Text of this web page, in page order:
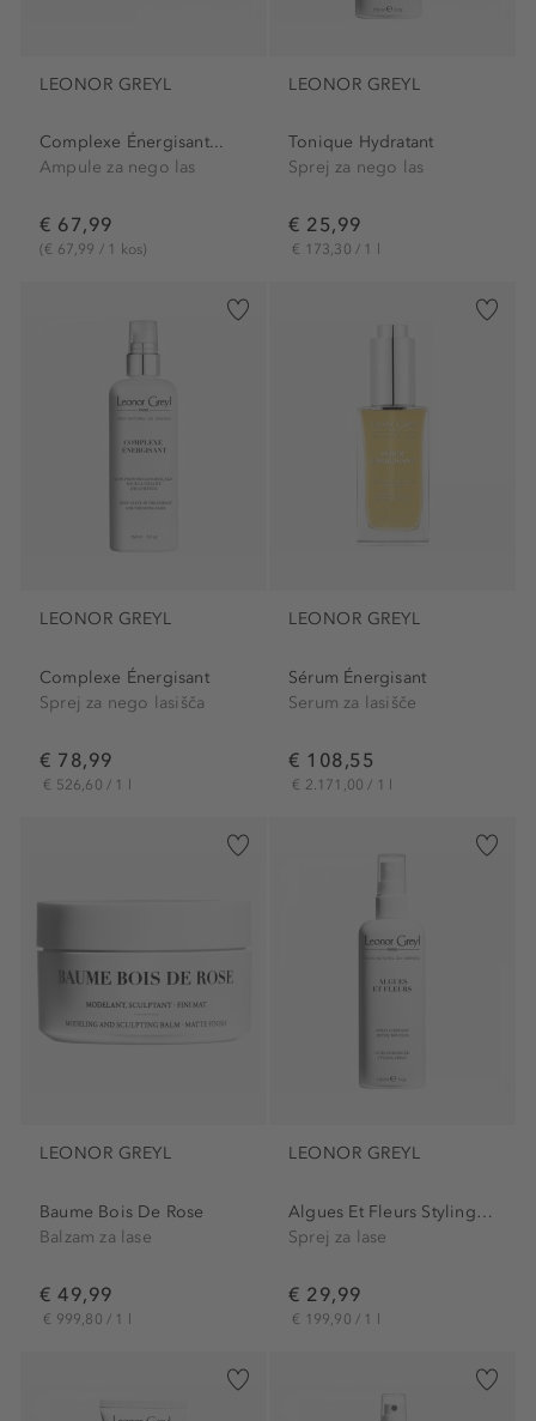
LEONOR GREYL
Complexe Énergisant...
Ampule za nego las
€ 67,99
(€ 67,99 / 1 kos)
LEONOR GREYL
Tonique Hydratant
Sprej za nego las
€ 25,99
€ 173,30 / 1 l
LEONOR GREYL
Complexe Énergisant
Sprej za nego lasišča
€ 78,99
€ 526,60 / 1 l
LEONOR GREYL
Sérum Énergisant
Serum za lasišče
€ 108,55
€ 2.171,00 / 1 l
LEONOR GREYL
Baume Bois De Rose
Balzam za lase
€ 49,99
€ 999,80 / 1 l
LEONOR GREYL
Algues Et Fleurs Styling Spray
Sprej za lase
€ 29,99
€ 199,90 / 1 l